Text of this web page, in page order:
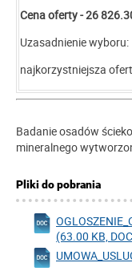
Cena oferty -26
Uzasadnienie wyboru:
najkorzystniejsza
Badanie osadów
mineralnego
Pliki do pobrania
(63.00 KB,